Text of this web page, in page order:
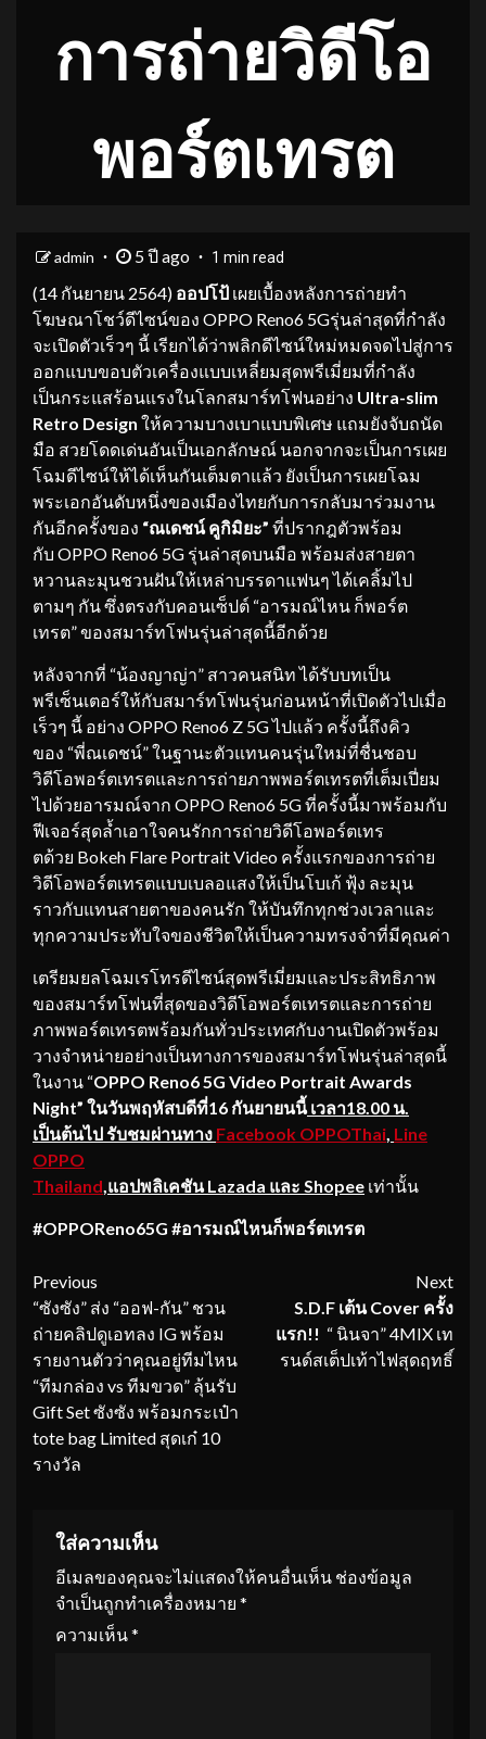
การถ่ายวิดีโอ
พอร์ตเทรต
admin 5 ปี ago 1 min read
(14 กันยายน 2564) ออปโป้ เผยเบื้องหลังการถ่ายทำ
โฆษณาโชว์ดีไซน์ของ OPPO Reno6 5Gรุ่นล่าสุดที่กำลัง
จะเปิดตัวเร็วๆ นี้ เรียกได้ว่าพลิกดีไซน์ใหม่หมดจดไปสู่การ
ออกแบบขอบตัวเครื่องแบบเหลี่ยมสุดพรีเมี่ยมที่กำลัง
เป็นกระแสร้อนแรงในโลกสมาร์ทโฟนอย่าง Ultra-slim
Retro Design ให้ความบางเบาแบบพิเศษ แถมยังจับถนัด
มือ สวยโดดเด่นอันเป็นเอกลักษณ์ นอกจากจะเป็นการเผย
โฉมดีไซน์ให้ได้เห็นกันเต็มตาแล้ว ยังเป็นการเผยโฉม
พระเอกอันดับหนึ่งของเมืองไทยกับการกลับมาร่วมงาน
กันอีกครั้งของ “ณเดชน์ คูกิมิยะ” ที่ปรากฎตัวพร้อม
กับ OPPO Reno6 5G รุ่นล่าสุดบนมือ พร้อมส่งสายตา
หวานละมุนชวนฝันให้เหล่าบรรดาแฟนๆ ได้เคลิ้มไป
ตามๆ กัน ซึ่งตรงกับคอนเซ็ปต์ “อารมณ์ไหน ก็พอร์ต
เทรต” ของสมาร์ทโฟนรุ่นล่าสุดนี้อีกด้วย
หลังจากที่ “น้องญาญ่า” สาวคนสนิท ได้รับบทเป็น
พรีเซ็นเตอร์ให้กับสมาร์ทโฟนรุ่นก่อนหน้าที่เปิดตัวไปเมื่อ
เร็วๆ นี้ อย่าง OPPO Reno6 Z 5G ไปแล้ว ครั้งนี้ถึงคิว
ของ “พี่ณเดชน์” ในฐานะตัวแทนคนรุ่นใหม่ที่ชื่นชอบ
วิดีโอพอร์ตเทรตและการถ่ายภาพพอร์ตเทรตที่เต็มเปี่ยม
ไปด้วยอารมณ์จาก OPPO Reno6 5G ที่ครั้งนี้มาพร้อมกับ
ฟีเจอร์สุดล้ำเอาใจคนรักการถ่ายวิดีโอพอร์ตเทร
ตด้วย Bokeh Flare Portrait Video ครั้งแรกของการถ่าย
วิดีโอพอร์ตเทรตแบบเบลอแสงให้เป็นโบเก้ ฟุ้ง ละมุน
ราวกับแทนสายตาของคนรัก ให้บันทึกทุกช่วงเวลาและ
ทุกความประทับใจของชีวิตให้เป็นความทรงจำที่มีคุณค่า
เตรียมยลโฉมเรโทรดีไซน์สุดพรีเมี่ยมและประสิทธิภาพ
ของสมาร์ทโฟนที่สุดของวิดีโอพอร์ตเทรตและการถ่าย
ภาพพอร์ตเทรตพร้อมกันทั่วประเทศกับงานเปิดตัวพร้อม
วางจำหน่ายอย่างเป็นทางการของสมาร์ทโฟนรุ่นล่าสุดนี้
ในงาน “OPPO Reno6 5G Video Portrait Awards
Night” ในวันพฤหัสบดีที่16 กันยายนนี้เวลา18.00 น.
เป็นต้นไป รับชมผ่านทาง Facebook OPPOThai Line
OPPO
Thailand ,แอปพลิเคชัน Lazada และ Shopee เท่านั้น
#OPPOReno65G #อารมณ์ไหนก็พอร์ตเทรต
Continue
Reading
Previous
“ซังซัง” ส่ง “ออฟ-กัน” ชวน
ถ่ายคลิปดูเอทลง IG พร้อม
รายงานตัวว่าคุณอยู่ทีมไหน
“ทีมกล่อง vs ทีมขวด” ลุ้นรับ
Gift Set ซังซัง พร้อมกระเป๋า
tote bag Limited สุดเก๋ 10
รางวัล
Next
S.D.F เต้น Cover ครั้ง
แรก!! “ นินจา” 4MIX เท
รนด์สเต็ปเท้าไฟสุดฤทธิ์
ใส่ความเห็น
อีเมลของคุณจะไม่แสดงให้คนอื่นเห็น ช่องข้อมูล
จำเป็นถูกทำเครื่องหมาย *
ความเห็น*